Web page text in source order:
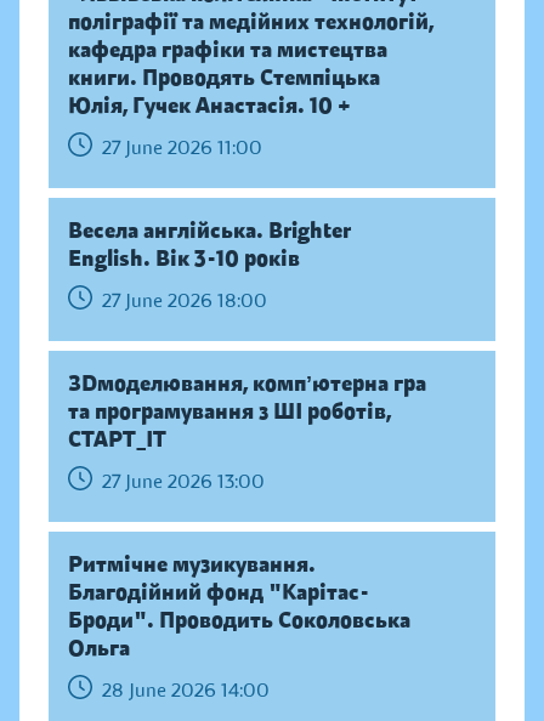
поліграфії та медійних технологій,
кафедра графіки та мистецтва
книги. Проводять Стемпіцька
Юлія, Гучек Анастасія. 10 +
27 June 2026 11:00
Весела англійська. Brighter
English. Вік 3-10 років
27 June 2026 18:00
ЗDмоделювання, компʼютерна гра
та програмування з ШІ роботів,
СТАРТ_ІТ
27 June 2026 13:00
Ритмічне музикування.
Благодійний фонд "Карітас-
Броди". Проводить Соколовська
Ольга
28 June 2026 14:00